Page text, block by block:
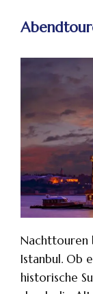
Nachttouren
Istanbul. Ob
historische